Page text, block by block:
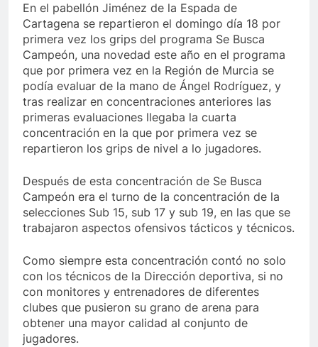
En el pabellón Jiménez de la Espada de
Cartagena se repartieron el domingo día 18 por
primera vez los grips del programa Se Busca
Campeón, una novedad este año en el programa
que por primera vez en la Región de Murcia se
podía evaluar de la mano de Ángel Rodríguez, y
tras realizar en concentraciones anteriores las
primeras evaluaciones llegaba la cuarta
concentración en la que por primera vez se
repartieron los grips de nivel a lo jugadores.
Después de esta concentración de Se Busca
Campeón era el turno de la concentración de la
selecciones Sub 15, sub 17 y sub 19, en las que se
trabajaron aspectos ofensivos tácticos y técnicos.
Como siempre esta concentración contó no solo
con los técnicos de la Dirección deportiva, si no
con monitores y entrenadores de diferentes
clubes que pusieron su grano de arena para
obtener una mayor calidad al conjunto de
jugadores.